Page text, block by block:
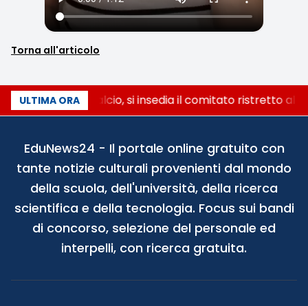
Torna all'articolo
ULTIMA ORA
Riforma del calcio, si insedia il comitato ristretto al
EduNews24 - Il portale online gratuito con
tante notizie culturali provenienti dal mondo
della scuola, dell'università, della ricerca
scientifica e della tecnologia. Focus sui bandi
di concorso, selezione del personale ed
interpelli, con ricerca gratuita.